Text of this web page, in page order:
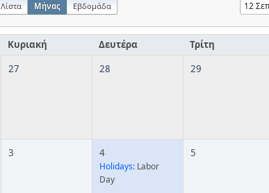
Λίστα Μήνας Εβδομάδα
Κυριακή Δευτέρα Τρίτη
27 28 29
3 4
Holidays: Labor
Day
5